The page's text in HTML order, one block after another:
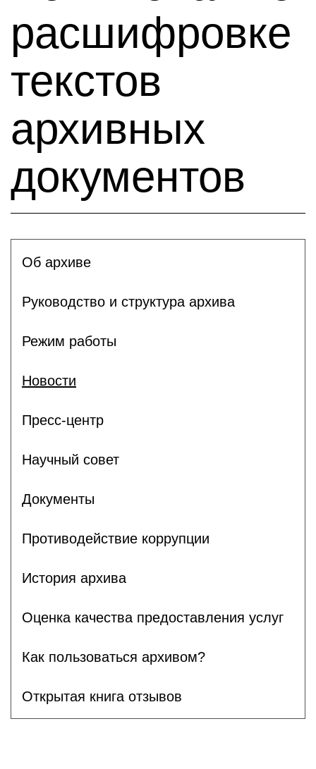
расшифровке
текстов
архивных
документов
Об архиве
Руководство и структура архива
Режим работы
Новости
Пресс-центр
Научный совет
Документы
Противодействие коррупции
История архива
Оценка качества предоставления услуг
Как пользоваться архивом?
Открытая книга отзывов